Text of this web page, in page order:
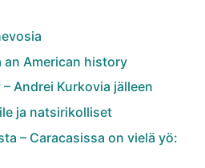
an American history
Andrei Kurkovia jälleen
ja natsirikolliset
– Caracasissa on vielä yö: